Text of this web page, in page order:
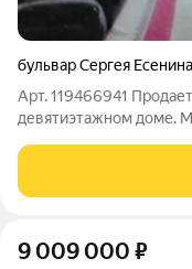
бульвар Сергея Есенина
Арт. 119466941
девятиэтажном доме.
изолированные,
большая лоджия с
9 009 000 ₽